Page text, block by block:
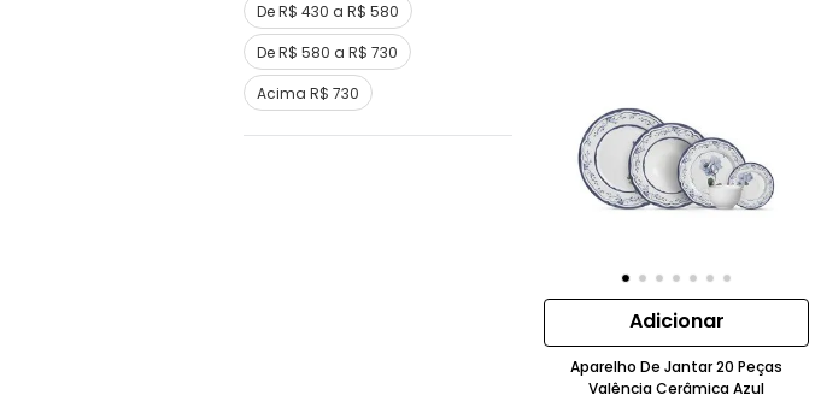
De R$ 430 a R$ 580
De R$ 580 a R$ 730
Acima R$ 730
Adicionar
Aparelho De Jantar 20 Peças
Valência Cerâmica Azul